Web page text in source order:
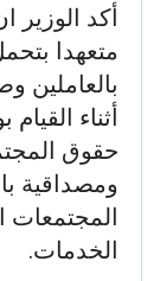
أكد الوزير
متعهدا
بالعاملين
أثناء
حقوق
ومصداقية
المجتمعات
الخدمات.